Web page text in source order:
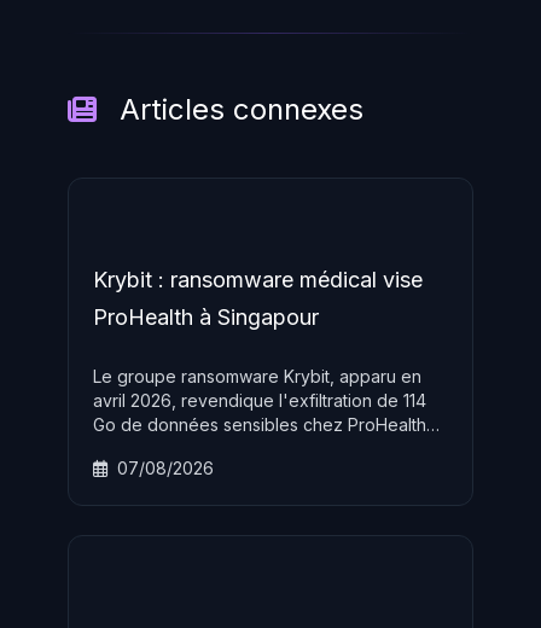
Articles connexes
Krybit : ransomware médical vise
ProHealth à Singapour
Le groupe ransomware Krybit, apparu en
avril 2026, revendique l'exfiltration de 114
Go de données sensibles chez ProHealth
stratégie de ciblage délibéré du secteur
07/08/2026